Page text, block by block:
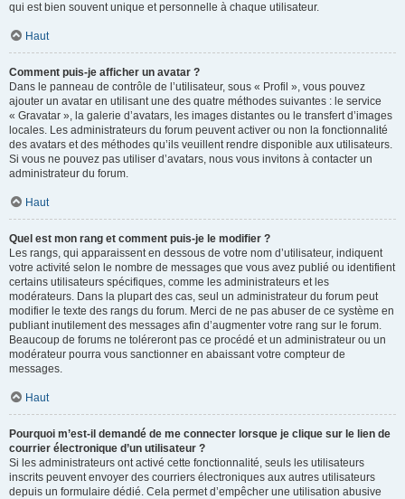
qui est bien souvent unique et personnelle à chaque utilisateur.
Haut
Comment puis-je afficher un avatar ?
Dans le panneau de contrôle de l’utilisateur, sous « Profil », vous pouvez
ajouter un avatar en utilisant une des quatre méthodes suivantes : le service
« Gravatar », la galerie d’avatars, les images distantes ou le transfert d’images
locales. Les administrateurs du forum peuvent activer ou non la fonctionnalité
des avatars et des méthodes qu’ils veuillent rendre disponible aux utilisateurs.
Si vous ne pouvez pas utiliser d’avatars, nous vous invitons à contacter un
administrateur du forum.
Haut
Quel est mon rang et comment puis-je le modifier ?
Les rangs, qui apparaissent en dessous de votre nom d’utilisateur, indiquent
votre activité selon le nombre de messages que vous avez publié ou identifient
certains utilisateurs spécifiques, comme les administrateurs et les
modérateurs. Dans la plupart des cas, seul un administrateur du forum peut
modifier le texte des rangs du forum. Merci de ne pas abuser de ce système en
publiant inutilement des messages afin d’augmenter votre rang sur le forum.
Beaucoup de forums ne toléreront pas ce procédé et un administrateur ou un
modérateur pourra vous sanctionner en abaissant votre compteur de
messages.
Haut
Pourquoi m’est-il demandé de me connecter lorsque je clique sur le lien de
courrier électronique d’un utilisateur ?
Si les administrateurs ont activé cette fonctionnalité, seuls les utilisateurs
inscrits peuvent envoyer des courriers électroniques aux autres utilisateurs
depuis un formulaire dédié. Cela permet d’empêcher une utilisation abusive